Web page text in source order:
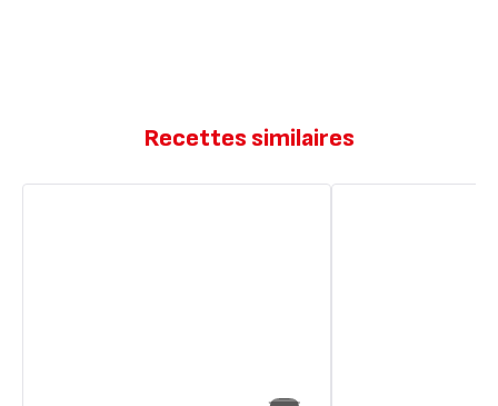
Recettes similaires